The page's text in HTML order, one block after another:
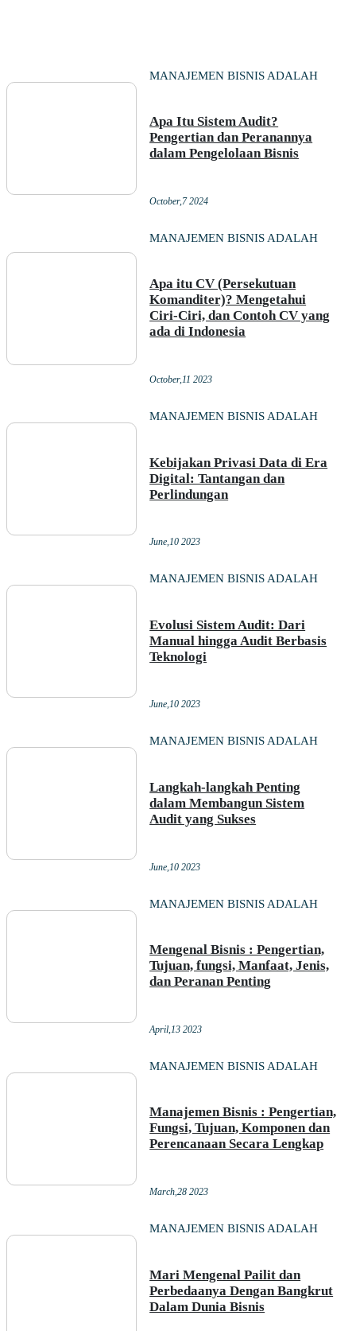
MANAJEMEN BISNIS ADALAH
Apa Itu Sistem Audit?
Pengertian dan Peranannya
dalam Pengelolaan Bisnis
October,7 2024
MANAJEMEN BISNIS ADALAH
Apa itu CV (Persekutuan
Komanditer)? Mengetahui
Ciri-Ciri, dan Contoh CV yang
ada di Indonesia
October,11 2023
MANAJEMEN BISNIS ADALAH
Kebijakan Privasi Data di Era
Digital: Tantangan dan
Perlindungan
June,10 2023
MANAJEMEN BISNIS ADALAH
Evolusi Sistem Audit: Dari
Manual hingga Audit Berbasis
Teknologi
June,10 2023
MANAJEMEN BISNIS ADALAH
Langkah-langkah Penting
dalam Membangun Sistem
Audit yang Sukses
June,10 2023
MANAJEMEN BISNIS ADALAH
Mengenal Bisnis : Pengertian,
Tujuan, fungsi, Manfaat, Jenis,
dan Peranan Penting
April,13 2023
MANAJEMEN BISNIS ADALAH
Manajemen Bisnis : Pengertian,
Fungsi, Tujuan, Komponen dan
Perencanaan Secara Lengkap
March,28 2023
MANAJEMEN BISNIS ADALAH
Mari Mengenal Pailit dan
Perbedaanya Dengan Bangkrut
Dalam Dunia Bisnis